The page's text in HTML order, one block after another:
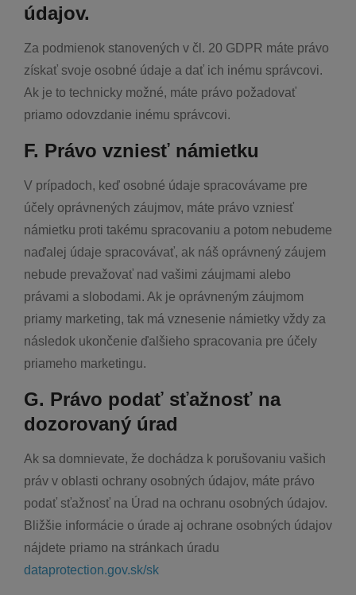
údajov.
Za podmienok stanovených v čl. 20 GDPR máte právo
získať svoje osobné údaje a dať ich inému správcovi.
Ak je to technicky možné, máte právo požadovať
priamo odovzdanie inému správcovi.
F. Právo vzniesť námietku
V prípadoch, keď osobné údaje spracovávame pre
účely oprávnených záujmov, máte právo vzniesť
námietku proti takému spracovaniu a potom nebudeme
naďalej údaje spracovávať, ak náš oprávnený záujem
nebude prevažovať nad vašimi záujmami alebo
právami a slobodami. Ak je oprávneným záujmom
priamy marketing, tak má vznesenie námietky vždy za
následok ukončenie ďalšieho spracovania pre účely
priameho marketingu.
G. Právo podať sťažnosť na
dozorovaný úrad
Ak sa domnievate, že dochádza k porušovaniu vašich
práv v oblasti ochrany osobných údajov, máte právo
podať sťažnosť na Úrad na ochranu osobných údajov.
Bližšie informácie o úrade aj ochrane osobných údajov
nájdete priamo na stránkach úradu
dataprotection.gov.sk/sk